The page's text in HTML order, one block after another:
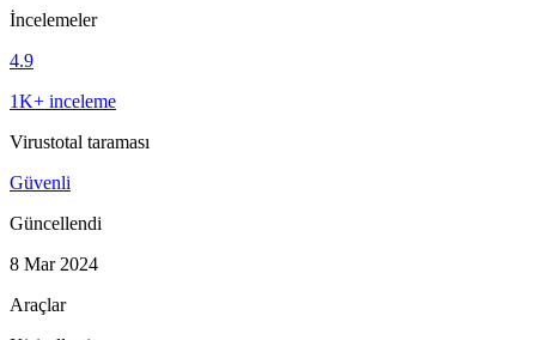
İncelemeler
4.9
1K+ inceleme
Virustotal taraması
Güvenli
Güncellendi
8 Mar 2024
Araçlar